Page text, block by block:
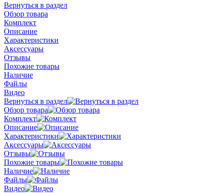
Вернуться в раздел
Обзор товара
Комплект
Описание
Характеристики
Аксессуары
Отзывы
Похожие товары
Наличие
Файлы
Видео
Вернуться в раздел
Обзор товара
Комплект
Описание
Характеристики
Аксессуары
Отзывы
Похожие товары
Наличие
Файлы
Видео